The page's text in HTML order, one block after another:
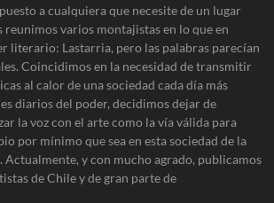
a cualquiera que necesite de un lugar
reunimos varios montajistas en lo que en
literario: Lastarria, pero las palabras parecían
Coincidimos en la necesidad de transmitir
al calor de una sociedad cada día más
diarios del poder, decidimos dejar de
la voz con el arte como la vía válida para
por mínimo que sea en esta sociedad de la
Actualmente, y con mucho agrado, publicamos
de Chile y de gran parte de